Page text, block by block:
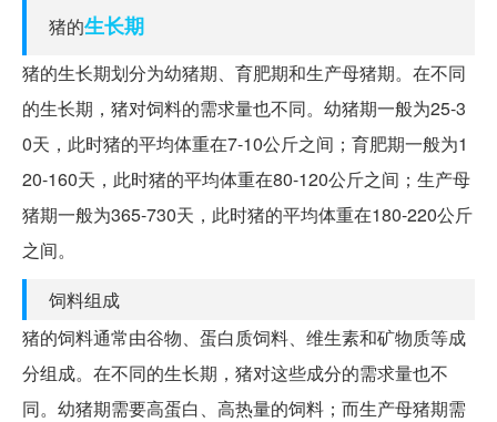
猪的生长期
猪的生长期划分为幼猪期、育肥期和生产母猪期。在不同
的生长期，猪对饲料的需求量也不同。幼猪期一般为25-3
0天，此时猪的平均体重在7-10公斤之间；育肥期一般为1
20-160天，此时猪的平均体重在80-120公斤之间；生产母
猪期一般为365-730天，此时猪的平均体重在180-220公斤
之间。
饲料组成
猪的饲料通常由谷物、蛋白质饲料、维生素和矿物质等成
分组成。在不同的生长期，猪对这些成分的需求量也不
同。幼猪期需要高蛋白、高热量的饲料；而生产母猪期需